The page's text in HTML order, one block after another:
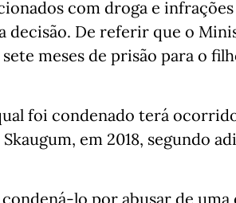
com droga e
decisão. De referir que o
meses de prisão para o
foi condenado terá
em 2018, segundo
lo por abusar de uma